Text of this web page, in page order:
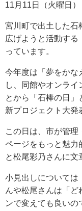
11月11日（火曜日
宮川町で出土した石
広げようと活動す
っています。
今年度は「夢をかな
し、同館やオンラ
とから「石棒の日
新プロジェクト大発
この日は、市が管
ページをもっと魅力
と松尾彩乃さんに文
小見出しについては
んや松尾さんは「
ンで変えても良いの